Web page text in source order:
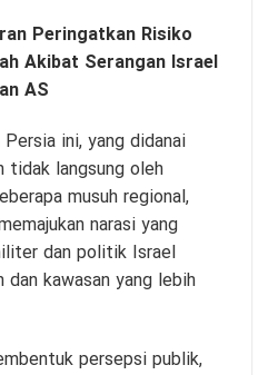
Peringatkan Risiko
Akibat Serangan Israel
AS
ini, yang didanai
tidak langsung oleh
musuh regional,
narasi yang
dan politik Israel
kawasan yang lebih
persepsi publik,